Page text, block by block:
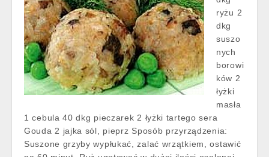
ryżu 2
dkg
suszo
nych
borowi
ków 2
łyżki
masła
1 cebula 40 dkg pieczarek 2 łyżki tartego sera
Gouda 2 jajka sól, pieprz Sposób przyrządzenia:
Suszone grzyby wypłukać, zalać wrzątkiem, ostawić